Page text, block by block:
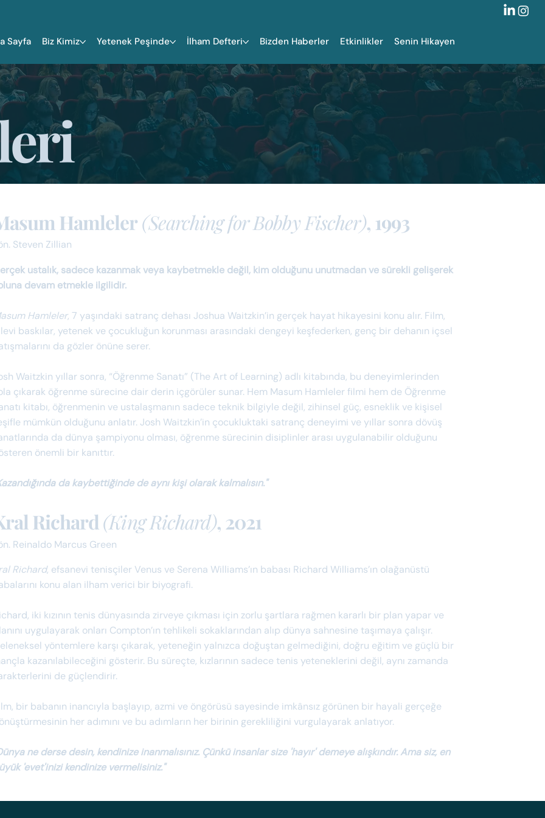
Sayfa Biz Kimiz Yetenek Peşinde İlham Defteri Bizden Haberler Etkinlikler Senin Hikayen
Hamleler(Searching for Bobby Fischer), 1993
Steven Zillian
ustalık, sadece kazanmak veya kaybetmekle değil, kim olduğunu unutmadan ve sürekli gelişerek
devam etmekle ilgilidir.
Hamleler, 7 yaşındaki satranç dehası Joshua Waitzkin’in gerçek hayat hikayesini konu alır. Film,
baskılar, yetenek ve çocukluğun korunması arasındaki dengeyi keşfederken, genç bir dehanın içsel
da gözler önüne serer.
Waitzkin yıllar sonra, “Öğrenme Sanatı” (The Art of Learning) adlı kitabında, bu deneyimlerinden
çıkarak öğrenme sürecine dair derin içgörüler sunar. Hem Masum Hamleler filmi hem de Öğrenme
kitabı, öğrenmenin ve ustalaşmanın sadece teknik bilgiyle değil, zihinsel güç, esneklik ve kişisel
mümkün olduğunu anlatır. Josh Waitzkin’in çocukluktaki satranç deneyimi ve yıllar sonra dövüş
da dünya şampiyonu olması, öğrenme sürecinin disiplinler arası uygulanabilir olduğunu
önemli bir kanıttır.
da kaybettiğinde de aynı kişi olarak kalmalısın."
Richard(King Richard), 2021
Reinaldo Marcus Green
Richard, efsanevi tenisçiler Venus ve Serena Williams’ın babası Richard Williams’ın olağanüstü
konu alan ilham verici bir biyografi.
iki kızının tenis dünyasında zirveye çıkması için zorlu şartlara rağmen kararlı bir plan yapar ve
uygulayarak onları Compton’ın tehlikeli sokaklarından alıp dünya sahnesine taşımaya çalışır.
yöntemlere karşı çıkarak, yeteneğin yalnızca doğuştan gelmediğini, doğru eğitim ve güçlü bir
kazanılabileceğini gösterir. Bu süreçte, kızlarının sadece tenis yeteneklerini değil, aynı zamanda
de güçlendirir.
bir babanın inancıyla başlayıp, azmi ve öngörüsü sayesinde imkânsız görünen bir hayali gerçeğe
her adımını ve bu adımların her birinin gerekliliğini vurgulayarak anlatıyor.
ne derse desin, kendinize inanmalısınız. Çünkü insanlar size 'hayır' demeye alışkındır. Ama siz, en
'evet'inizi kendinize vermelisiniz."